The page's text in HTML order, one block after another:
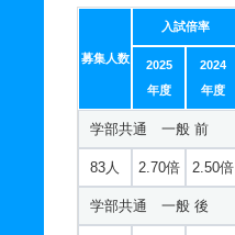
募集人数
入試倍率
2025
年度
2024
年度
学部共通 一般 前
83人 2.70倍 2.50倍
学部共通 一般 後